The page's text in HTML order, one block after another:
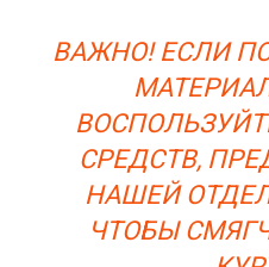
ВАЖНО! ЕСЛИ
СРЕДСТВ,
НАШЕЙ
ЧТОБЫ